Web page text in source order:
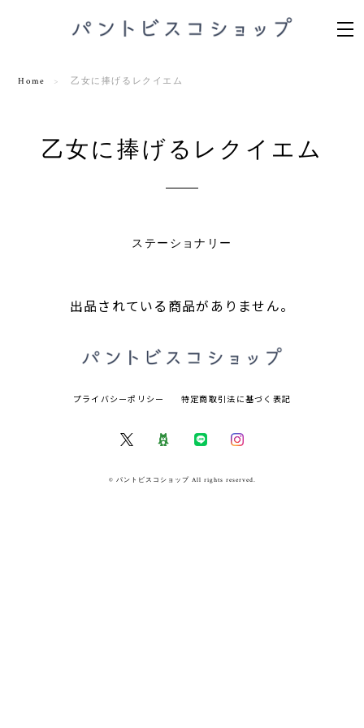
Home 乙女に捧げるレクイエム
乙女に捧げるレクイエム
ステーショナリー
出品されている商品がありません。
プライバシーポリシー 特定商取引法に基づく表記
© パントビスコショップ All rights reserved.